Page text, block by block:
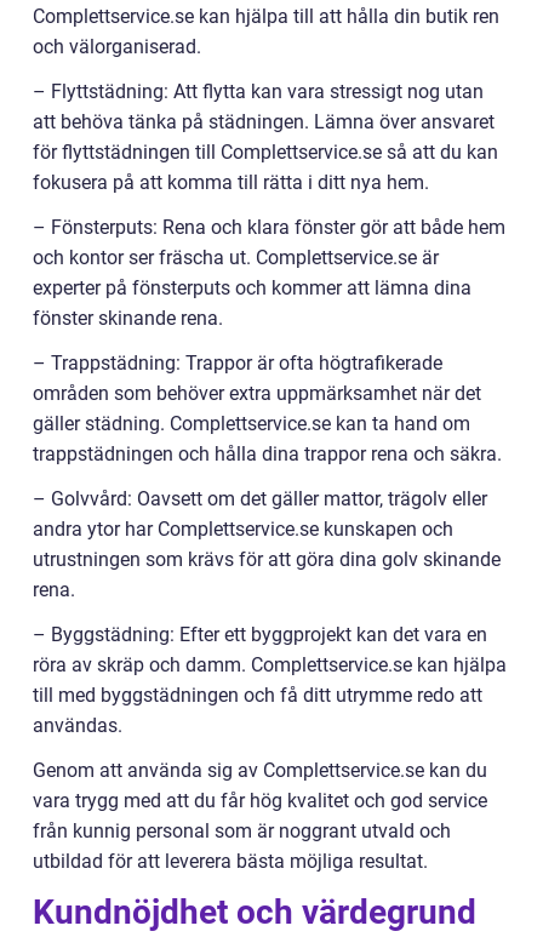
Complettservice.se kan hjälpa till att hålla din butik ren
och välorganiserad.
– Flyttstädning: Att flytta kan vara stressigt nog utan
att behöva tänka på städningen. Lämna över ansvaret
för flyttstädningen till Complettservice.se så att du kan
fokusera på att komma till rätta i ditt nya hem.
– Fönsterputs: Rena och klara fönster gör att både hem
och kontor ser fräscha ut. Complettservice.se är
experter på fönsterputs och kommer att lämna dina
fönster skinande rena.
– Trappstädning: Trappor är ofta högtrafikerade
områden som behöver extra uppmärksamhet när det
gäller städning. Complettservice.se kan ta hand om
trappstädningen och hålla dina trappor rena och säkra.
– Golvvård: Oavsett om det gäller mattor, trägolv eller
andra ytor har Complettservice.se kunskapen och
utrustningen som krävs för att göra dina golv skinande
rena.
– Byggstädning: Efter ett byggprojekt kan det vara en
röra av skräp och damm. Complettservice.se kan hjälpa
till med byggstädningen och få ditt utrymme redo att
användas.
Genom att använda sig av Complettservice.se kan du
vara trygg med att du får hög kvalitet och god service
från kunnig personal som är noggrant utvald och
utbildad för att leverera bästa möjliga resultat.
Kundnöjdhet och värdegrund